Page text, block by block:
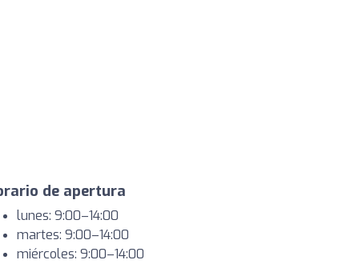
de apertura
lunes: 9:00–14:00
martes: 9:00–14:00
miércoles: 9:00–14:00